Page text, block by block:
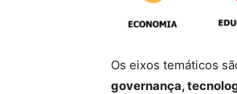
Os eixos temáticos
governança,